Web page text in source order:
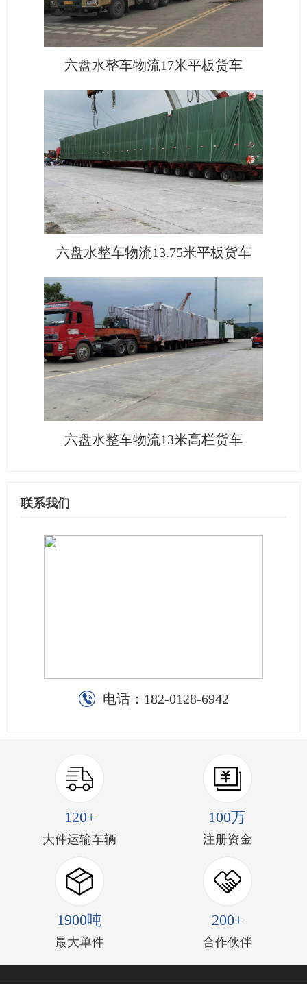
六盘水整车物流17米平板货车
六盘水整车物流13.75米平板货车
六盘水整车物流13米高栏货车
联系我们
电话： 182-0128-6942
120+
大件运输车辆
100万
注册资金
1900吨
最大单件
200+
合作伙伴